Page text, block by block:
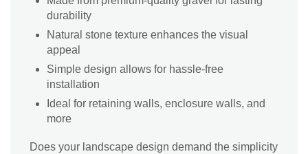
durability
Natural stone texture enhances the visual
appeal
Simple design allows for hassle-free
installation
Ideal for retaining walls, enclosure walls, and
more
Does your landscape design demand the simplicity